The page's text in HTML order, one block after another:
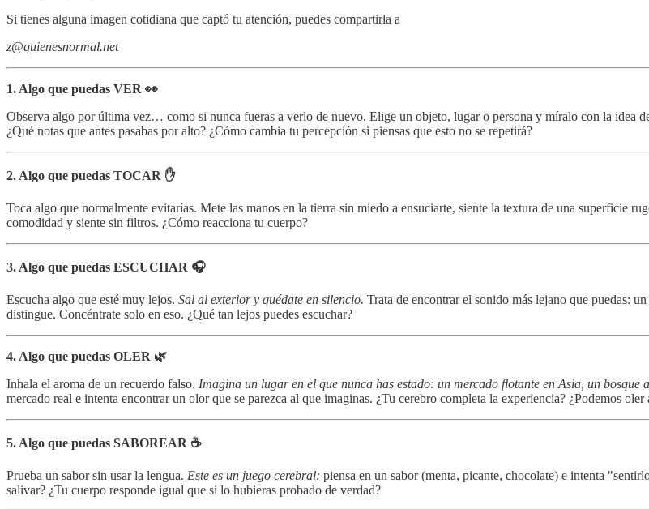
Si tienes alguna imagen cotidiana que captó tu atención, puedes compartirla a
z@quienesnormal.net
1. Algo que puedas VER 👀
Observa algo por última vez… como si nunca fueras a verlo de nuevo. Elige un objeto, lugar o persona y míralo con la idea
¿Qué notas que antes pasabas por alto? ¿Cómo cambia tu percepción si piensas que esto no se repetirá?
2. Algo que puedas TOCAR ✋
Toca algo que normalmente evitarías. Mete las manos en la tierra sin miedo a ensuciarte, siente la textura de una superficie
comodidad y siente sin filtros. ¿Cómo reacciona tu cuerpo?
3. Algo que puedas ESCUCHAR 🎧
Escucha algo que esté muy lejos. Sal al exterior y quédate en silencio. Trata de encontrar el sonido más lejano que puedas:
distingue. Concéntrate solo en eso. ¿Qué tan lejos puedes escuchar?
4. Algo que puedas OLER 🌿
Inhala el aroma de un recuerdo falso. Imagina un lugar en el que nunca has estado: un mercado flotante en Asia, un bosque
mercado real e intenta encontrar un olor que se parezca al que imaginas. ¿Tu cerebro completa la experiencia? ¿Podemos
5. Algo que puedas SABOREAR ☕
Prueba un sabor sin usar la lengua. Este es un juego cerebral: piensa en un sabor (menta, picante, chocolate) e intenta
salivar? ¿Tu cuerpo responde igual que si lo hubieras probado de verdad?